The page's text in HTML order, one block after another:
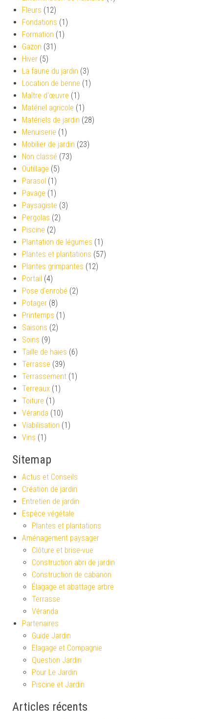
Fleurs (12)
Fondations (1)
Formation (1)
Gazon (31)
Hiver (5)
La faune du jardin (3)
Location de benne (1)
Maître d'œuvre (1)
Matériel agricole (1)
Matériels de jardin (28)
Menuiserie (1)
Mobilier de jardin (23)
Non classé (73)
Outillage (5)
Parasol (1)
Pavage (1)
Paysagiste (3)
Pergolas (2)
Piscine (2)
Plantation de légumes (1)
Plantes et plantations (57)
Plantes grimpantes (12)
Portail (4)
Pose d'enrobé (2)
Potager (8)
Printemps (1)
Saisons (2)
Soins (9)
Taille de haies (6)
Terrasse (39)
Terrassement (1)
Terreaux (1)
Toiture (1)
Véranda (10)
Viabilisation (1)
Vins (1)
Sitemap
Actus et Conseils
Création de jardin
Entretien de jardin
Espèce végétale
Plantes et plantations
Aménagement paysager
Clôture et brise-vue
Construction abri de jardin
Construction de cabanon
Élagage et abattage arbre
Terrasse
Véranda
Partenaires
Guide Jardin
Elagage et Compagnie
Question Jardin
Pour Le Jardin
Piscine et Jardin
Articles récents